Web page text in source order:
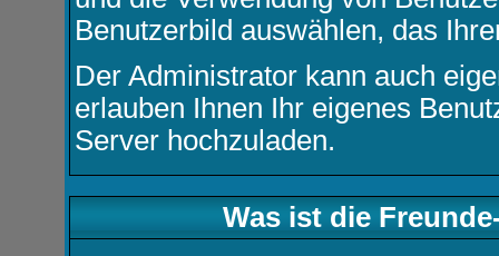
Benutzerbild auswählen, das
Der Administrator kann auch
erlauben Ihnen Ihr eigenes
Server hochzuladen.
Was ist die